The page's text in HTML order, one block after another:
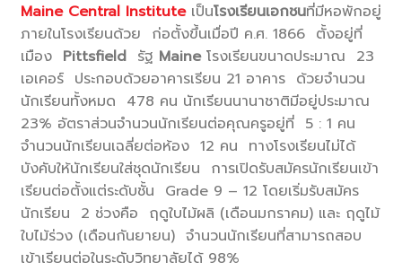
Maine Central Institute เป็นโรงเรียนเอกชนที่มีหอพักอยู่
ภายในโรงเรียนด้วย ก่อตั้งขึ้นเมื่อปี ค.ศ. 1866 ตั้งอยู่ที่
เมือง Pittsfield รัฐ Maine โรงเรียนขนาดประมาณ 23
เอเคอร์ ประกอบด้วยอาคารเรียน 21 อาคาร ด้วยจำนวน
นักเรียนทั้งหมด 478 คน นักเรียนนานาชาติมีอยู่ประมาณ
23% อัตราส่วนจำนวนนักเรียนต่อคุณครูอยู่ที่ 5 : 1 คน
จำนวนนักเรียนเฉลี่ยต่อห้อง 12 คน ทางโรงเรียนไม่ได้
บังคับให้นักเรียนใส่ชุดนักเรียน การเปิดรับสมัครนักเรียนเข้า
เรียนต่อตั้งแต่ระดับชั้น Grade 9 – 12 โดยเริ่มรับสมัคร
นักเรียน 2 ช่วงคือ ฤดูใบไม้ผลิ (เดือนมกราคม) และ ฤดูไม้
ใบไม้ร่วง (เดือนกันยายน) จำนวนนักเรียนที่สามารถสอบ
เข้าเรียนต่อในระดับวิทยาลัยได้ 98%